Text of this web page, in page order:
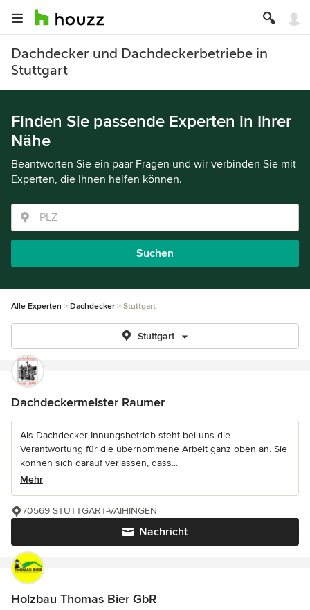
Dachdecker und Dachdeckerbetriebe in
Stuttgart
Finden Sie passende Experten in Ihrer
Nähe
Beantworten Sie ein paar Fragen und wir verbinden Sie mit
Experten, die Ihnen helfen können.
Suchen
Alle Experten Dachdecker Stuttgart
Stuttgart
Dachdeckermeister Raumer
Als Dachdecker-Innungsbetrieb steht bei uns die
Verantwortung für die übernommene Arbeit ganz oben an. Sie
können sich darauf verlassen, dass...
Mehr
Nachricht
70569 STUTTGART-VAIHINGEN
Holzbau Thomas Bier GbR